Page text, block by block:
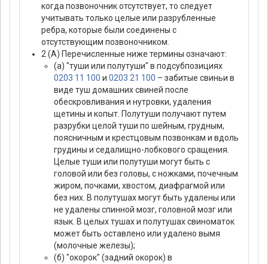
когда позвоночник отсутствует, то следует
учитывать только целые или разрубленные
ребра, которые были соединены с
отсутствующим позвоночником.
2 (А) Перечисленные ниже термины означают:
(а) "туши или полутуши" в подсубпозициях
0203 11 100 и 0203 21 100 – забитые свиньи в
виде туш домашних свиней после
обескровливания и нутровки, удаления
щетины и копыт. Полутуши получают путем
разрубки целой туши по шейным, грудным,
поясничным и крестцовым позвонкам и вдоль
грудины и седалищно-лобкового сращения.
Целые туши или полутуши могут быть с
головой или без головы, с ножками, почечным
жиром, почками, хвостом, диафрагмой или
без них. В полутушах могут быть удалены или
не удалены спинной мозг, головной мозг или
язык. В целых тушах и полутушах свиноматок
может быть оставлено или удалено вымя
(молочные железы);
(б) "окорок" (задний окорок) в